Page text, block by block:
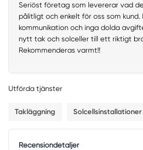
Seriöst företag som levererar vad
pålitligt och enkelt för oss som kund.
kommunikation och inga dolda
nytt tak och solceller till ett riktigt
Rekommenderas varmt!!
Utförda tjänster
Takläggning
Recensiondetaljer